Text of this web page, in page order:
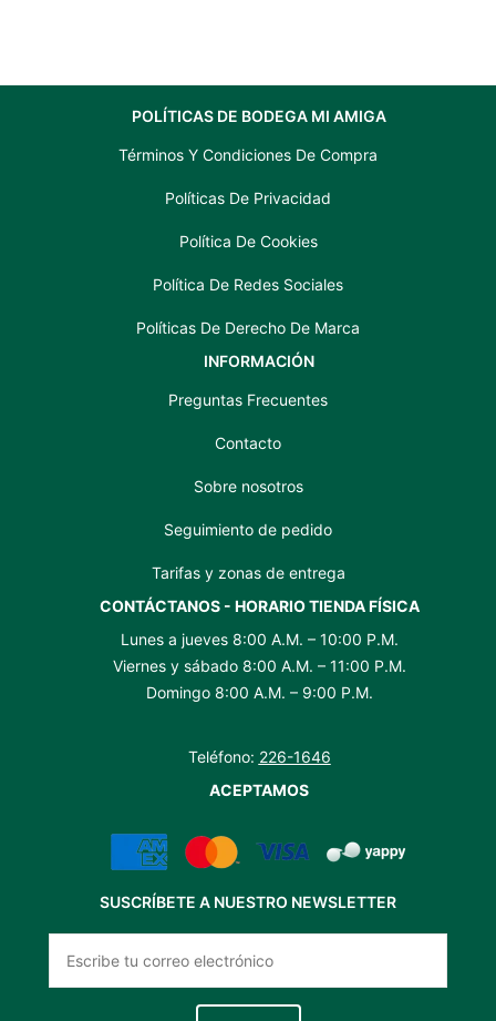
POLÍTICAS DE BODEGA MI AMIGA
Términos Y Condiciones De Compra
Políticas De Privacidad
Política De Cookies
Política De Redes Sociales
Políticas De Derecho De Marca
INFORMACIÓN
Preguntas Frecuentes
Contacto
Sobre nosotros
Seguimiento de pedido
Tarifas y zonas de entrega
CONTÁCTANOS - HORARIO TIENDA FÍSICA
Lunes a jueves 8:00 A.M. – 10:00 P.M.
Viernes y sábado 8:00 A.M. – 11:00 P.M.
Domingo 8:00 A.M. – 9:00 P.M.
Teléfono: 226-1646
ACEPTAMOS
SUSCRÍBETE A NUESTRO NEWSLETTER